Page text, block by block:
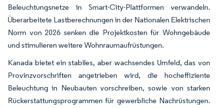
Beleuchtungsnetze in Smart-City-Plattformen verwandeln.
Überarbeitete Lastberechnungen in der Nationalen Elektrischen
Norm von 2026 senken die Projektkosten für Wohngebäude
und stimulieren weitere Wohnraumaufrüstungen.
Kanada bietet ein stabiles, aber wachsendes Umfeld, das von
Provinzvorschriften angetrieben wird, die hocheffiziente
Beleuchtung in Neubauten vorschreiben, sowie von starken
Rückerstattungsprogrammen für gewerbliche Nachrüstungen.